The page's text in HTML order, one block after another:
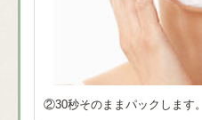
②30秒そのままパックします。